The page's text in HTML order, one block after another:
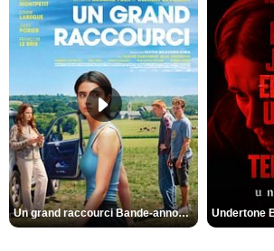
Un grand raccourci Bande-annonce VF